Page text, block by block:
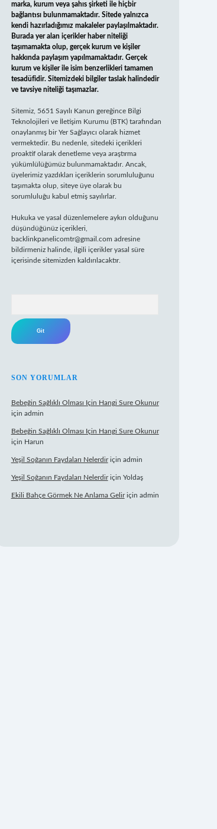
marka, kurum veya şahıs şirketi ile hiçbir
bağlantısı bulunmamaktadır. Sitede yalnızca
kendi hazırladığımız makaleler paylaşılmaktadır.
Burada yer alan içerikler haber niteliği
taşımamakta olup, gerçek kurum ve kişiler
hakkında paylaşım yapılmamaktadır. Gerçek
kurum ve kişiler ile isim benzerlikleri tamamen
tesadüfidir. Sitemizdeki bilgiler taslak halindedir
ve tavsiye niteliği taşımazlar.
Sitemiz, 5651 Sayılı Kanun gereğince Bilgi
Teknolojileri ve İletişim Kurumu (BTK) tarafından
onaylanmış bir Yer Sağlayıcı olarak hizmet
vermektedir. Bu nedenle, sitedeki içerikleri
proaktif olarak denetleme veya araştırma
yükümlülüğümüz bulunmamaktadır. Ancak,
üyelerimiz yazdıkları içeriklerin sorumluluğunu
taşımakta olup, siteye üye olarak bu
sorumluluğu kabul etmiş sayılırlar.
Hukuka ve yasal düzenlemelere aykırı olduğunu
düşündüğünüz içerikleri,
backlinkpanelicomtr@gmail.com adresine
bildirmeniz halinde, ilgili içerikler yasal süre
içerisinde sitemizden kaldırılacaktır.
SON YORUMLAR
Bebeğin Sağlıklı Olması Için Hangi Sure Okunur
için admin
Bebeğin Sağlıklı Olması Için Hangi Sure Okunur
için Harun
Yeşil Soğanın Faydaları Nelerdiriçin admin
Yeşil Soğanın Faydaları Nelerdiriçin Yoldaş
Ekili Bahçe Görmek Ne Anlama Geliriçin admin